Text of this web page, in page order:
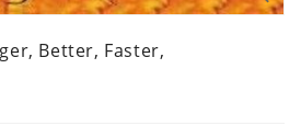
Better, Faster,